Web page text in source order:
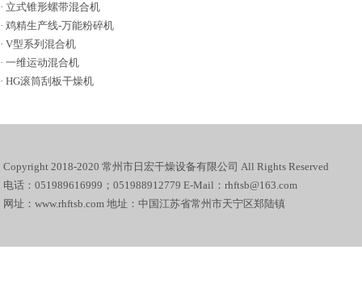
· 立式锥形螺带混合机
· 鸡精生产线-万能粉碎机
· V型系列混合机
· 一维运动混合机
· HG滚筒刮板干燥机
Copyright 2018-2020 常州市日宏干燥设备有限公司 All Rights Reserved
电话：051989616999；051988912779 E-Mail：rhftsb@163.com
网址：www.rhftsb.com 地址：中国江苏省常州市天宁区郑陆镇